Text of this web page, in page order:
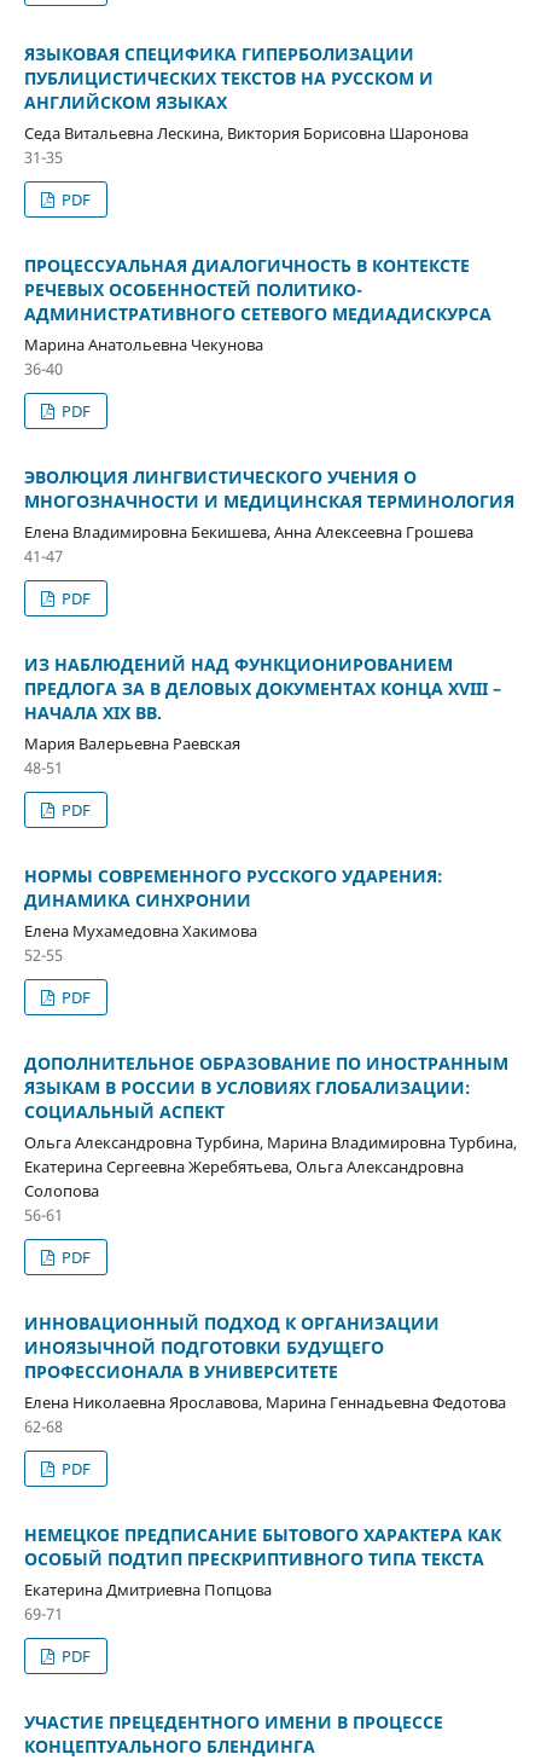
ЯЗЫКОВАЯ СПЕЦИФИКА ГИПЕРБОЛИЗАЦИИ
ПУБЛИЦИСТИЧЕСКИХ ТЕКСТОВ НА РУССКОМ И
АНГЛИЙСКОМ ЯЗЫКАХ
Седа Витальевна Лескина, Виктория Борисовна Шаронова
31-35
PDF
ПРОЦЕССУАЛЬНАЯ ДИАЛОГИЧНОСТЬ В КОНТЕКСТЕ
РЕЧЕВЫХ ОСОБЕННОСТЕЙ ПОЛИТИКО-
АДМИНИСТРАТИВНОГО СЕТЕВОГО МЕДИАДИСКУРСА
Марина Анатольевна Чекунова
36-40
PDF
ЭВОЛЮЦИЯ ЛИНГВИСТИЧЕСКОГО УЧЕНИЯ О
МНОГОЗНАЧНОСТИ И МЕДИЦИНСКАЯ ТЕРМИНОЛОГИЯ
Елена Владимировна Бекишева, Анна Алексеевна Грошева
41-47
PDF
ИЗ НАБЛЮДЕНИЙ НАД ФУНКЦИОНИРОВАНИЕМ
ПРЕДЛОГА ЗА В ДЕЛОВЫХ ДОКУМЕНТАХ КОНЦА ХVIII –
НАЧАЛА ХIХ ВВ.
Мария Валерьевна Раевская
48-51
PDF
НОРМЫ СОВРЕМЕННОГО РУССКОГО УДАРЕНИЯ:
ДИНАМИКА СИНХРОНИИ
Елена Мухамедовна Хакимова
52-55
PDF
ДОПОЛНИТЕЛЬНОЕ ОБРАЗОВАНИЕ ПО ИНОСТРАННЫМ
ЯЗЫКАМ В РОССИИ В УСЛОВИЯХ ГЛОБАЛИЗАЦИИ:
СОЦИАЛЬНЫЙ АСПЕКТ
Ольга Александровна Турбина, Марина Владимировна Турбина,
Екатерина Сергеевна Жеребятьева, Ольга Александровна
Солопова
56-61
PDF
ИННОВАЦИОННЫЙ ПОДХОД К ОРГАНИЗАЦИИ
ИНОЯЗЫЧНОЙ ПОДГОТОВКИ БУДУЩЕГО
ПРОФЕССИОНАЛА В УНИВЕРСИТЕТЕ
Елена Николаевна Ярославова, Марина Геннадьевна Федотова
62-68
PDF
НЕМЕЦКОЕ ПРЕДПИСАНИЕ БЫТОВОГО ХАРАКТЕРА КАК
ОСОБЫЙ ПОДТИП ПРЕСКРИПТИВНОГО ТИПА ТЕКСТА
Екатерина Дмитриевна Попцова
69-71
PDF
УЧАСТИЕ ПРЕЦЕДЕНТНОГО ИМЕНИ В ПРОЦЕССЕ
КОНЦЕПТУАЛЬНОГО БЛЕНДИНГА